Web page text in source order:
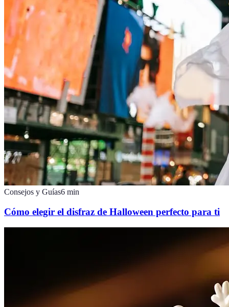
Consejos y Guías6 min
Cómo elegir el disfraz de Halloween perfecto para ti